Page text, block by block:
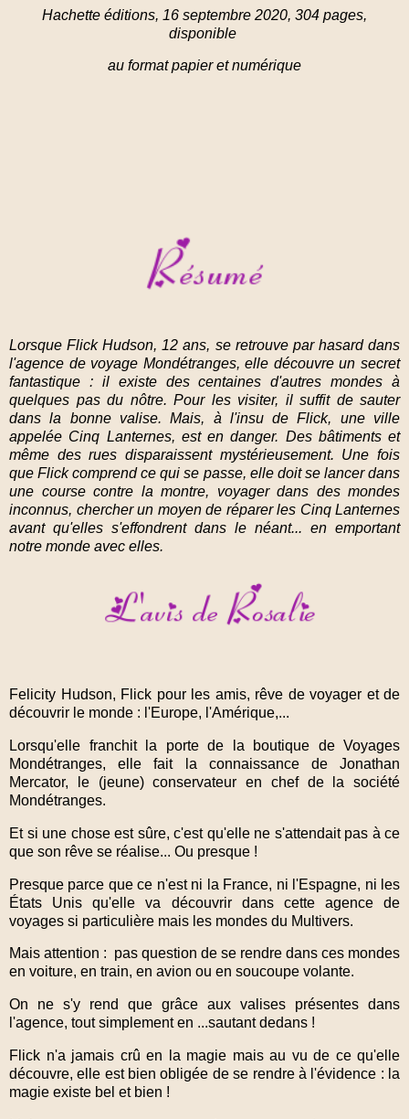
Hachette éditions, 16 septembre 2020, 304 pages,
disponible
au format papier et numérique
Lorsque Flick Hudson, 12 ans, se retrouve par hasard dans
l'agence de voyage Mondétranges, elle découvre un secret
fantastique : il existe des centaines d'autres mondes à
quelques pas du nôtre. Pour les visiter, il suffit de sauter
dans la bonne valise. Mais, à l'insu de Flick, une ville
appelée Cinq Lanternes, est en danger. Des bâtiments et
même des rues disparaissent mystérieusement. Une fois
que Flick comprend ce qui se passe, elle doit se lancer dans
une course contre la montre, voyager dans des mondes
inconnus, chercher un moyen de réparer les Cinq Lanternes
avant qu'elles s'effondrent dans le néant... en emportant
notre monde avec elles.
Felicity Hudson, Flick pour les amis, rêve de voyager et de
découvrir le monde : l'Europe, l'Amérique,...
Lorsqu'elle franchit la porte de la boutique de Voyages
Mondétranges,elle fait la connaissance de Jonathan
Mercator, le (jeune) conservateur en chef de la société
Mondétranges.
Et si une chose est sûre, c'est qu'ellene s'attendait pas à ce
que son rêve se réalise... Ou presque !
Presque parce que ce n'est ni la France, ni l'Espagne, ni les
États Unis qu'elle va découvrir dans cette agence de
voyages si particulière mais les mondes du Multivers.
Mais attention : pas question de se rendre dans ces mondes
en voiture, en train, en avion ou en soucoupe volante.
On ne s'y rend que grâce aux valises présentes dans
l'agence, tout simplement en ...sautant dedans !
Flick n'a jamais crû en la magie mais au vu de ce qu'elle
découvre, elle est bien obligée de se rendre à l'évidence : la
magie existe bel et bien !